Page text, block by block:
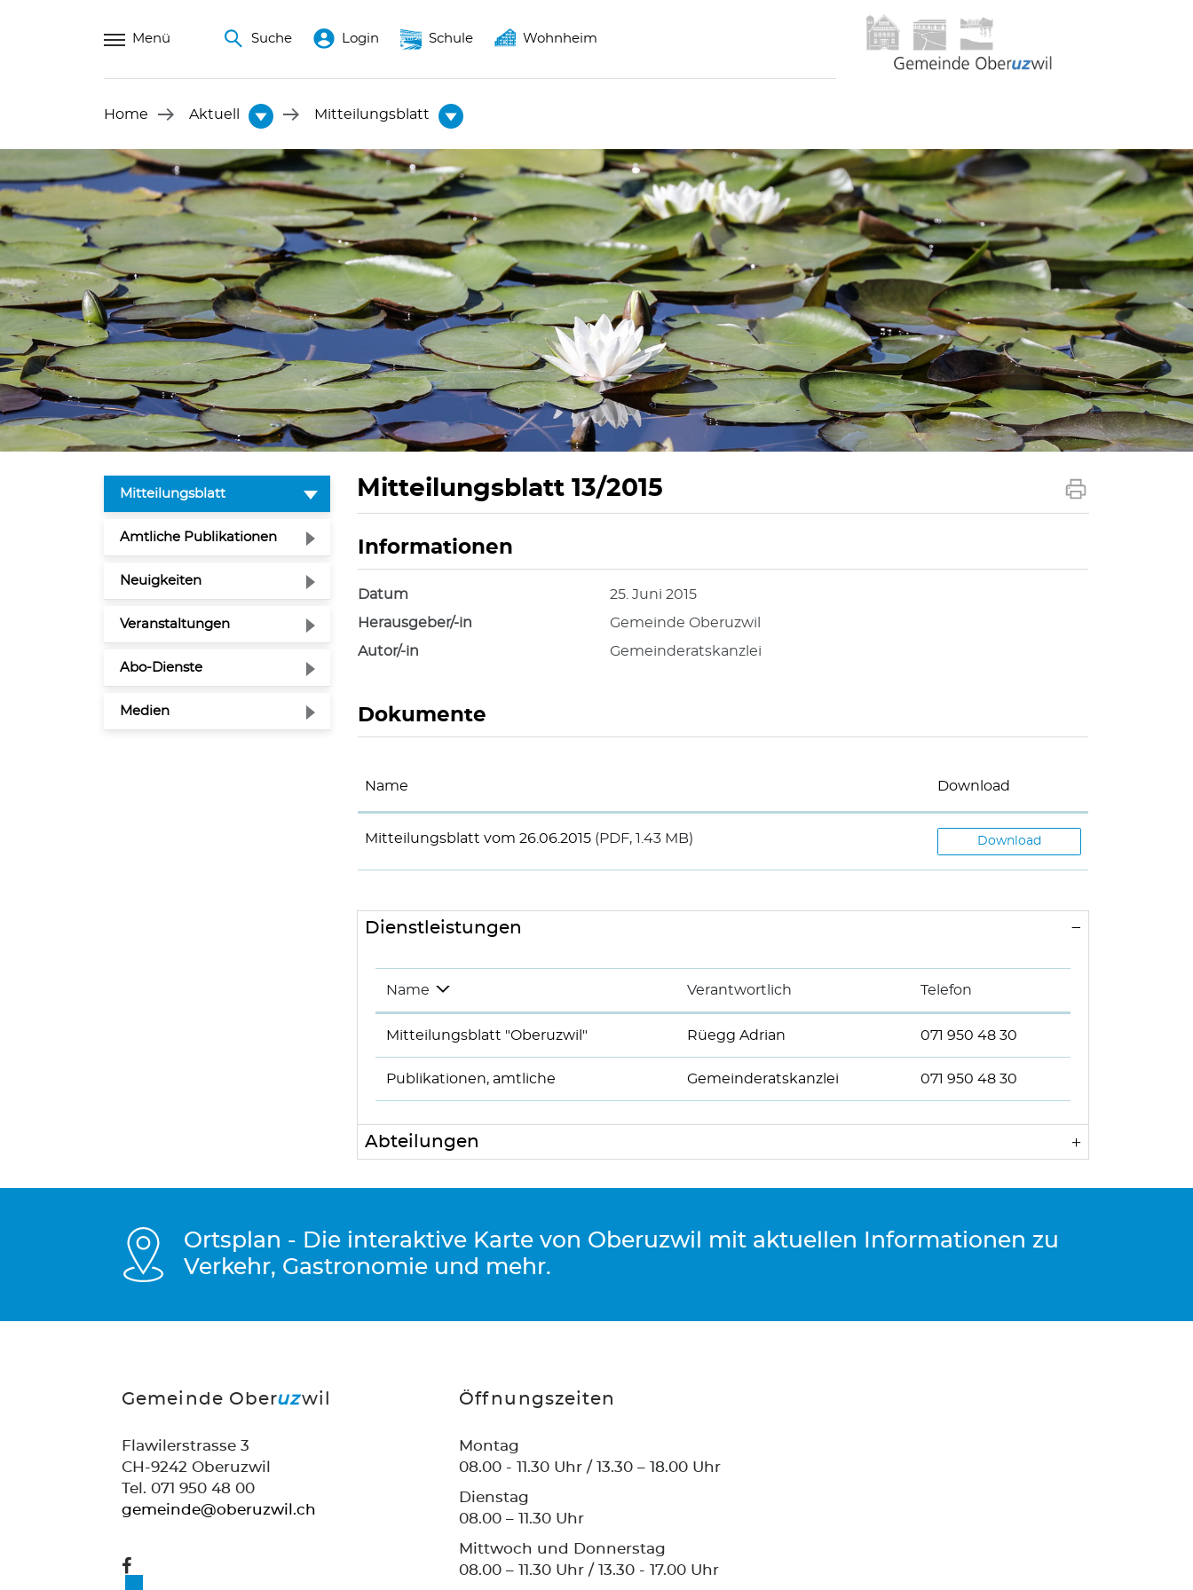
Menü Suche Login Schule Wohnheim
Home Aktuell Mitteilungsblatt
Mitteilungsblatt(ausgewählt)
Amtliche Publikationen
Neuigkeiten
Veranstaltungen
Abo-Dienste
Medien
Mitteilungsblatt 13/2015
Informationen
Datum
25. Juni 2015
Herausgeber/-in
Gemeinde Oberuzwil
Autor/-in
Gemeinderatskanzlei
Dokumente
Name Download
Mitteilungsblatt vom 26.06.2015 (PDF, 1.43 MB) Download
Zugehörige Objekte
Dienstleistungen
Name Verantwortlich Telefon
Mitteilungsblatt "Oberuzwil" Rüegg Adrian 071 950 48 30
Publikationen, amtliche Gemeinderatskanzlei 071 950 48 30
Abteilungen
Ortsplan - Die interaktive Karte von Oberuzwil mit aktuellen Informationen zu
Verkehr, Gastronomie und mehr.
Gemeinde Oberuzwil
Flawilerstrasse 3
CH-9242 Oberuzwil
Tel. 071 950 48 00
gemeinde@oberuzwil.ch
Öffnungszeiten
Montag
08.00 - 11.30 Uhr / 13.30 – 18.00 Uhr
Dienstag
08.00 – 11.30 Uhr
Mittwoch und Donnerstag
08.00 – 11.30 Uhr / 13.30 - 17.00 Uhr